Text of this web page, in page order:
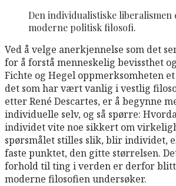
Den individualistiske liberalismen
moderne politisk filosofi.
Ved å velge anerkjennelse som det
for å forstå menneskelig bevissthet
Fichte og Hegel oppmerksomheten
det som har vært vanlig i vestlig
etter René Descartes, er å begynne
individuelle selv, og så spørre:
individet vite noe sikkert om
spørsmålet stilles slik, blir individet,
faste punktet, den gitte størrelsen.
forhold til ting i verden er derfor
moderne filosofien undersøker.